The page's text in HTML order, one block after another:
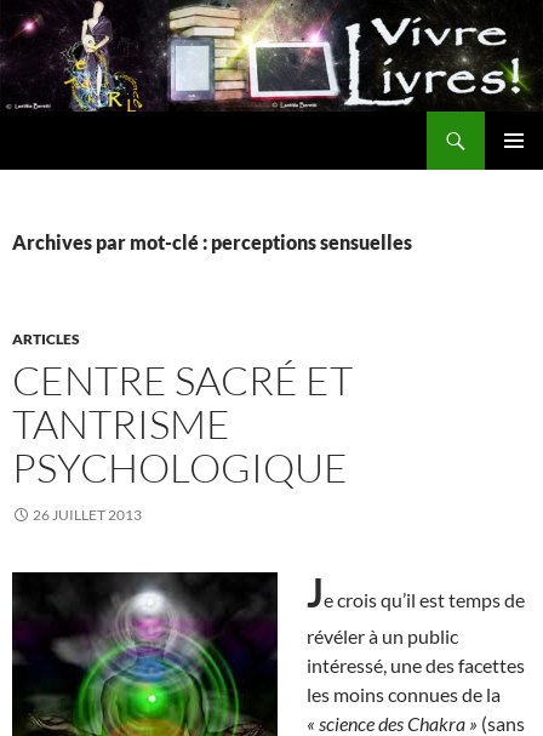
Aller
au
contenu
Archives par mot-clé : perceptions sensuelles
ARTICLES
CENTRE SACRÉ ET
TANTRISME
PSYCHOLOGIQUE
26 JUILLET 2013
Je crois qu’il est temps de
révéler à un public
intéressé, une des facettes
les moins connues de la
« science des Chakra » (sans